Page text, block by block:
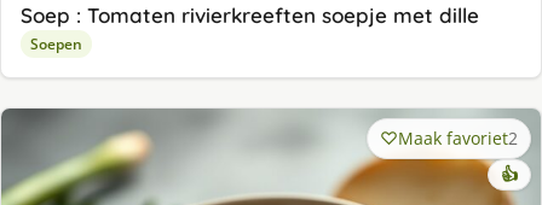
Soep : Tomaten rivierkreeften soepje met dille
Soepen
Maak favoriet2
👍